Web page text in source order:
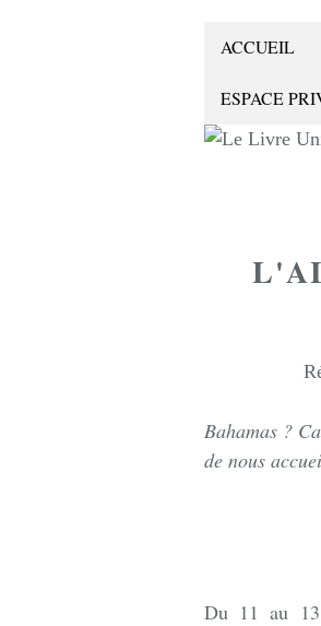
ACCUEIL
ESPACE
Bahamas ?
de nous
Du 11 au